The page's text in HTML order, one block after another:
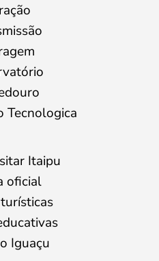
Tecnologica
Itaipu
oficial
Iguaçu